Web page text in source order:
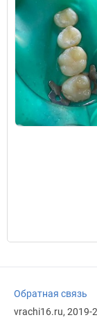
Обратная связь
vrachi16.ru, 2019-